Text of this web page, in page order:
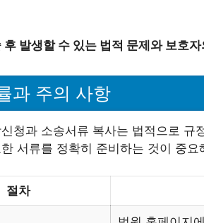
후 발생할 수 있는 법적 문제와 보호
과 주의 사항
청과 소송서류 복사는 법적으로
서류를 정확히 준비하는 것이 중요
절차